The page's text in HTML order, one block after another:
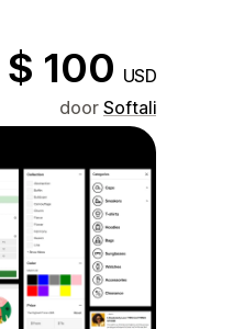
$ 100 USD
door Softali